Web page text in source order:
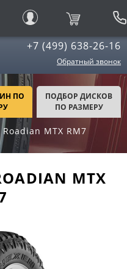
+7 (499) 638-26-16
Обратный звонок
ПО
ПОДБОР ДИСКОВ
ПО РАЗМЕРУ
Roadian MTX RM7
MTX